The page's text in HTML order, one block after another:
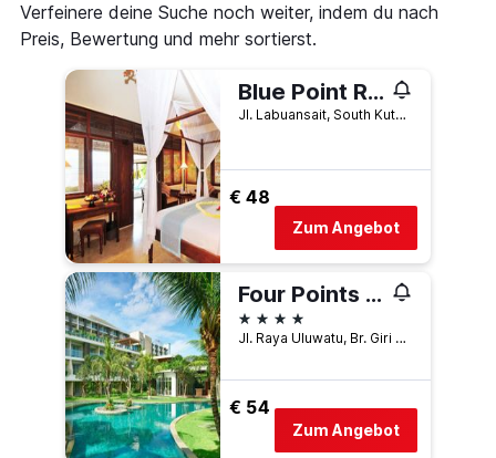
Verfeinere deine Suche noch weiter, indem du nach
Preis, Bewertung und mehr sortierst.
Blue Point Resort and Spa
Jl. Labuansait, South Kuta, Indonesien
€ 48
Zum Angebot
Four Points by Sheraton Bali, Ungasan
4 Sterne
Jl. Raya Uluwatu, Br. Giri Dharma, South Kuta, Indonesien
€ 54
Zum Angebot